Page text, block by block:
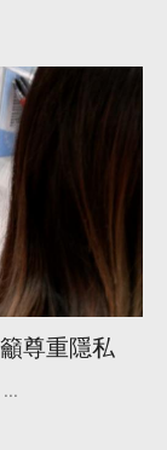
尊重隱私
...